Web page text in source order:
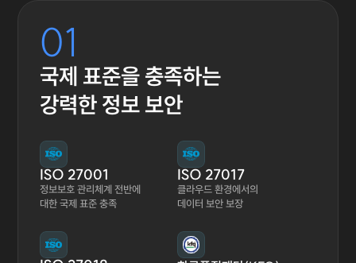
01
국제 표준을 충족하는
강력한 정보 보안
ISO 27001
정보보호 관리체계 전반에
대한 국제 표준 충족
ISO 27017
클라우드 환경에서의
데이터 보안 보장